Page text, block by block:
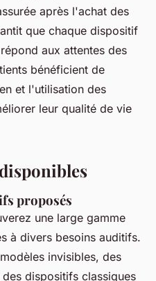
après l'achat des
que chaque dispositif
aux attentes des
bénéficient de
et l'utilisation des
leur qualité de vie
proposés
une large gamme
à divers besoins auditifs.
invisibles, des
dispositifs classiques